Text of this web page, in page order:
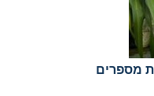
מספרים